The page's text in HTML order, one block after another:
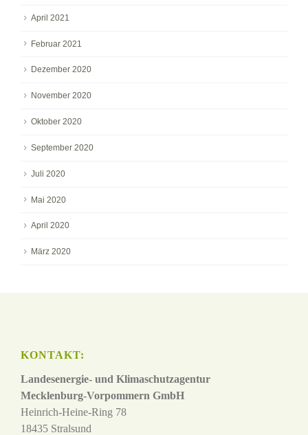
April 2021
Februar 2021
Dezember 2020
November 2020
Oktober 2020
September 2020
Juli 2020
Mai 2020
April 2020
März 2020
KONTAKT:
Landesenergie- und Klimaschutzagentur
Mecklenburg-Vorpommern GmbH
Heinrich-Heine-Ring 78
18435 Stralsund